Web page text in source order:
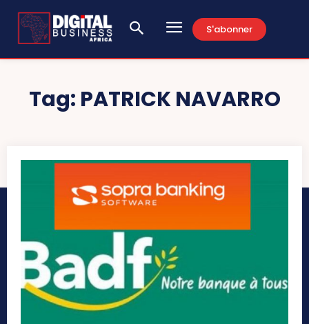
S'abonner
Tag: PATRICK NAVARRO